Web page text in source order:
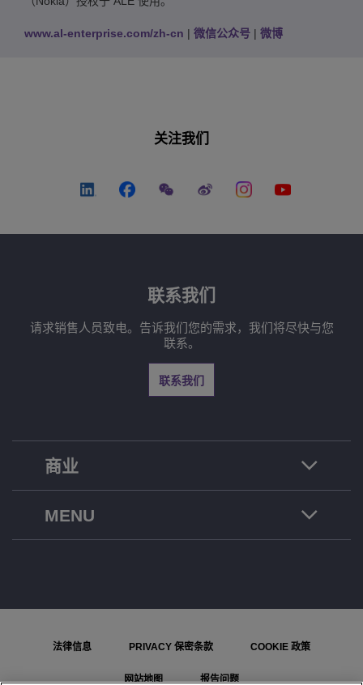
www.al-enterprise.com/zh-cn | 微信公众号 | 微博
关注我们
商业
联系我们
请求销售人员致电。告诉我们您的需求，我们将尽快与您
联系。
联系我们
MENU
法律信息 PRIVACY 保密条款 COOKIE 政策
网站地图 报告问题